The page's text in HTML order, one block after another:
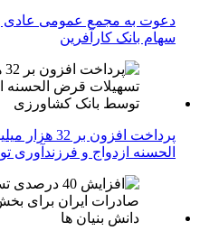
دعوت به مجمع عمومی عادی
سهام بانک کارآفرین
پرداخت
الحسنه ازدواج و